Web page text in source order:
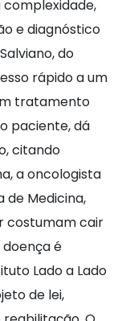
e diagnóstico
do
rápido a um
tratamento
paciente, dá
citando
a oncologista
de Medicina,
costumam cair
é
Lado a Lado
de lei,